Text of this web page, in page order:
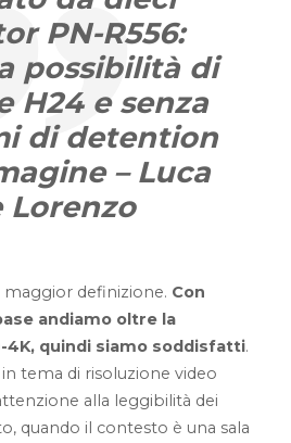
PN-R556:
possibilità di
H24 e senza
di detention
– Luca
Lorenzo
definizione. Con
andiamo oltre la
4K, quindi siamo soddisfatti.
tema di risoluzione video
alla leggibilità dei
quando il contesto è una sala